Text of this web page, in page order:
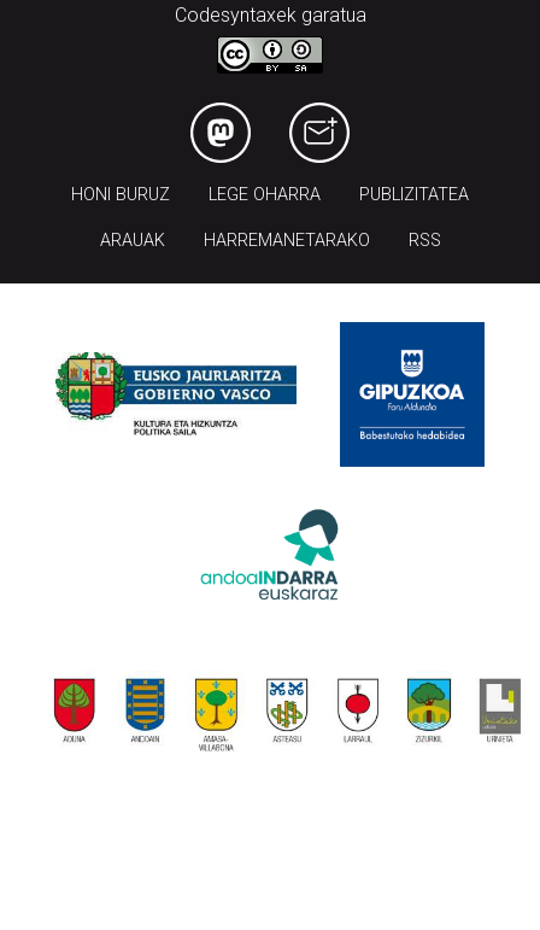
Codesyntaxek garatua
HONI BURUZ LEGE OHARRA PUBLIZITATEA
ARAUAK HARREMANETARAKO RSS